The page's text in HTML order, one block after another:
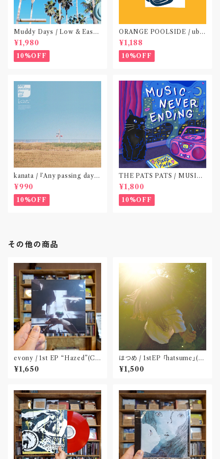
Muddy Days / Low & Easy
Life〝東京〟
¥1,980
10%OFF
ORANGE POOLSIDE / ubu
(CD作品)〝神奈川・厚木〟
¥1,188
10%OFF
kanata / 『Any passing day -
EP』(CD作品)〝東京〟
¥990
10%OFF
THE PATS PATS / MUSIC
NEVER ENDING(CD作品)
¥1,800
10%OFF
その他の商品
evony / 1st EP “Hazed”(C
D) Released by FURTHER
PLATONIC〝千葉〟
¥1,650
はつめ / 1stEP 「hatsume」(C
D)〝東京〟
¥1,500